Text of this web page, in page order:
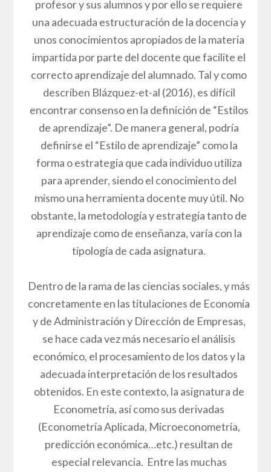
profesor y sus alumnos y por ello se requiere
una adecuada estructuración de la docencia y
unos conocimientos apropiados de la materia
impartida por parte del docente que facilite el
correcto aprendizaje del alumnado. Tal y como
describen Blázquez-et-al (2016), es difícil
encontrar consenso en la definición de “Estilos
de aprendizaje”. De manera general, podría
definirse el “Estilo de aprendizaje” como la
forma o estrategia que cada individuo utiliza
para aprender, siendo el conocimiento del
mismo una herramienta docente muy útil. No
obstante, la metodología y estrategia tanto de
aprendizaje como de enseñanza, varía con la
tipología de cada asignatura.
Dentro de la rama de las ciencias sociales, y más
concretamente en las titulaciones de Economía
y de Administración y Dirección de Empresas,
se hace cada vez más necesario el análisis
económico, el procesamiento de los datos y la
adecuada interpretación de los resultados
obtenidos. En este contexto, la asignatura de
Econometría, así como sus derivadas
(Econometría Aplicada, Microeconometría,
predicción económica…etc.) resultan de
especial relevancia. Entre las muchas